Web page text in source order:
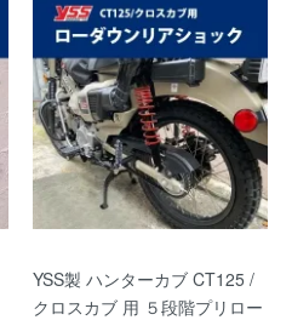
YSS製 ハンターカブ CT125 /
クロスカブ 用 ５段階プリロー